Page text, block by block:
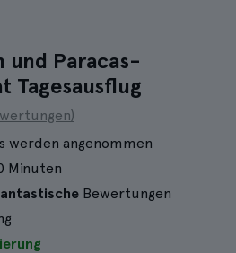
und Paracas-
Tagesausflug
werden angenommen
Minuten
Bewertungen